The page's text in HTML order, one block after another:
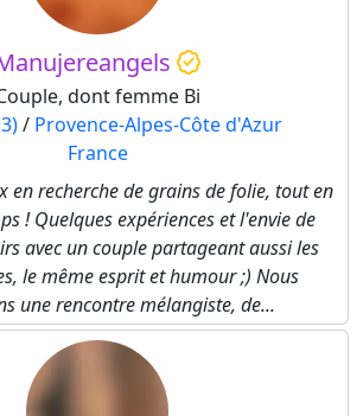
dont femme Bi
/ Provence-Alpes-Côte d'Azur
France
en recherche de grains de folie, tout en
! Quelques expériences et l'envie de
avec un couple partageant aussi les
le même esprit et humour ;) Nous
une rencontre mélangiste, de...